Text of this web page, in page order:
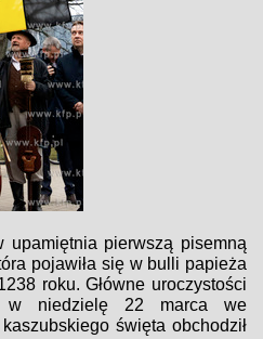
upamiętnia pierwszą pisemną
pojawiła się w bulli papieża
roku. Główne uroczystości
niedzielę 22 marca we
święta obchodził